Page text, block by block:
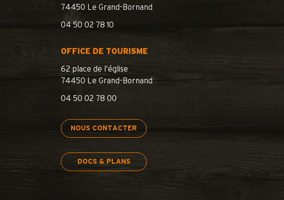
74450 Le Grand-Bornand
04 50 02 78 10
OFFICE DE TOURISME
62 place de l’église
74450 Le Grand-Bornand
04 50 02 78 00
NOUS CONTACTER
DOCS & PLANS